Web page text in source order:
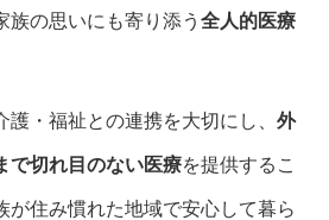
族の思いにも寄り添う 全人的医療
護・福祉との連携を大切にし、 外
で切れ目のない医療を提供するこ
が住み慣れた地域で安心して暮ら